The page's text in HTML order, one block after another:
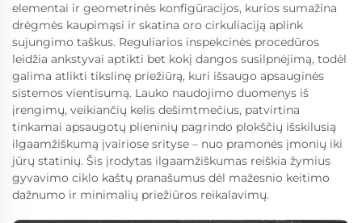
elementai ir geometrinės konfigūracijos, kurios sumažina
drėgmės kaupimąsi ir skatina oro cirkuliaciją aplink
sujungimo taškus. Reguliarios inspekcinės procedūros
leidžia ankstyvai aptikti bet kokį dangos susilpnėjimą, todėl
galima atlikti tikslinę priežiūrą, kuri išsaugo apsauginės
sistemos vientisumą. Lauko naudojimo duomenys iš
įrengimų, veikiančių kelis dešimtmečius, patvirtina
tinkamai apsaugotų plieninių pagrindo plokščių išskilusią
ilgaamžiškumą įvairiose srityse – nuo pramonės įmonių iki
jūrų statinių. Šis įrodytas ilgaamžiškumas reiškia žymius
gyvavimo ciklo kaštų pranašumus dėl mažesnio keitimo
dažnumo ir minimalių priežiūros reikalavimų.